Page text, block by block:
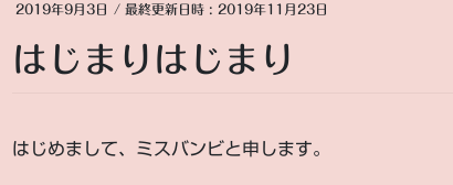
2019年9月3日 / 最終更新日時 : 2019年11月23日
はじまりはじまり
はじめまして、ミスバンビと申します。